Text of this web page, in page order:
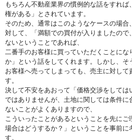
もちろん不動産業界の慣例的な話をすれ
権がある」とされています。
そのため、通常はこのようなケースの場
対して、「満額での買付が入りましたので
ないということであれば、
二番手のお客様に買っていただくことにな
か」という話をしてくれます。しかし、
お客様へ売ってしまっても、売主に対し
す。
決して不安をあおって「価格交渉をしては
ではありませんが、土地に関しては条件に
ないことがよくありますので、
こういったことがあるということを先に
場合はどうするか？」ということを事前に
す。